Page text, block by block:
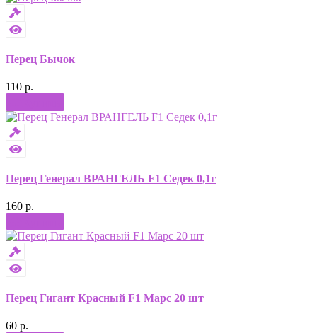
Перец Бычок
110 р.
Перец Генерал ВРАНГЕЛЬ F1 Седек 0,1г
160 р.
Перец Гигант Красный F1 Марс 20 шт
60 р.